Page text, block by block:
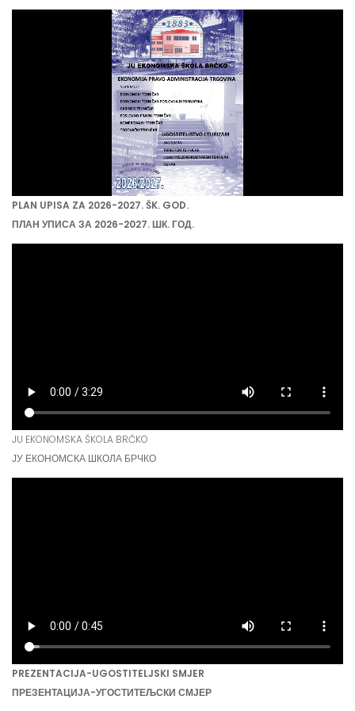
PLAN UPISA ZA 2026-2027. ŠK. GOD.
ПЛАН УПИСА ЗА 2026-2027. ШК. ГОД.
JU EKONOMSKA ŠKOLA BRČKO
ЈУ ЕКОНОМСКА ШКОЛА БРЧКО
PREZENTACIJA-UGOSTITELJSKI SMJER
ПРЕЗЕНТАЦИЈА-УГОСТИТЕЉСКИ СМЈЕР